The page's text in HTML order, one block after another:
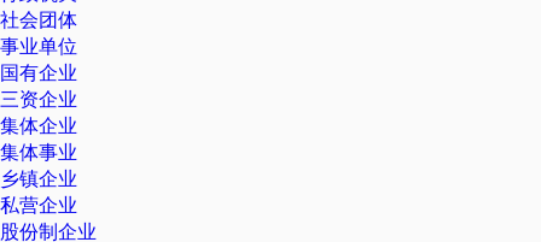
社会团体
事业单位
国有企业
三资企业
集体企业
集体事业
乡镇企业
私营企业
股份制企业